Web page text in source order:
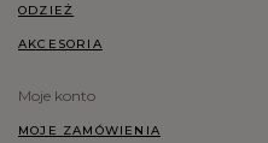
ODZIEŻ
AKCESORIA
Moje konto
MOJE ZAMÓWIENIA